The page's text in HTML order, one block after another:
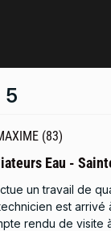
5
(83)
Eau -
un travail de
est arrivé
rendu de visite